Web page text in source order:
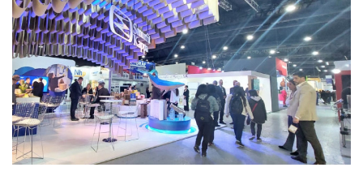
CAPACITACIONES
DIRECTORIO
CALENDARIO
MEDIA KIT
SERVICIOS